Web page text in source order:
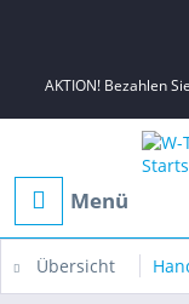
AKTION! Bezahlen
Menü
Übersicht